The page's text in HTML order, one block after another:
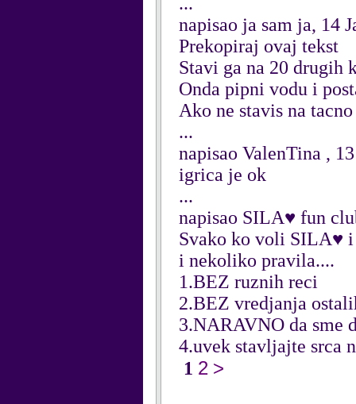
napisao ja sam ja, 14
Prekopiraj ovaj tekst
Stavi ga na 20 drugih
Onda pipni vodu i
Ako ne stavis na
...
napisao ValenTina ,
igrica je ok
...
napisao SILA♥ fun
Svako ko voli SILA♥ i
i nekoliko pravila....
1.BEZ ruznih reci
2.BEZ vredjanja
3.NARAVNO da sme
4.uvek stavljajte srca
1 2 >